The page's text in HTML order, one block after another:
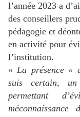
l’année 2023 a
des conseillers
pédagogie et
en activité pour
l’institution.
«La présence «
suis certain,
permettant